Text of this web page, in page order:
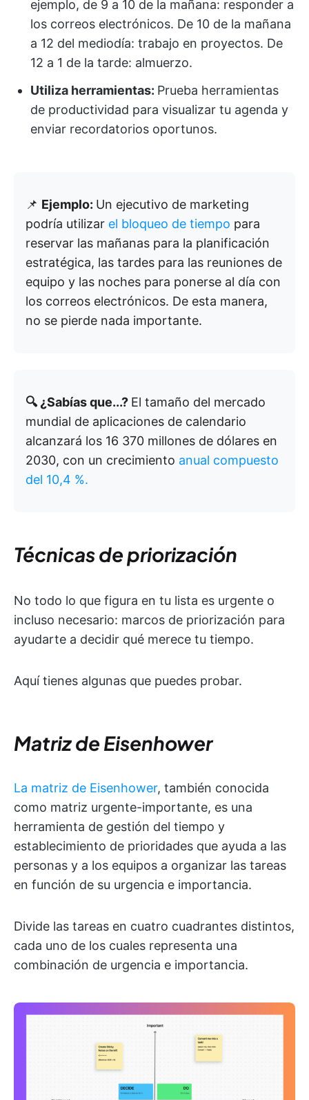
ejemplo, de 9 a 10 de la mañana: responder a
los correos electrónicos. De 10 de la mañana
a 12 del mediodía: trabajo en proyectos. De
12 a 1 de la tarde: almuerzo.
Utiliza herramientas: Prueba herramientas
de productividad para visualizar tu agenda y
enviar recordatorios oportunos.
📌 Ejemplo: Un ejecutivo de marketing
podría utilizar el bloqueo de tiempo para
reservar las mañanas para la planificación
estratégica, las tardes para las reuniones de
equipo y las noches para ponerse al día con
los correos electrónicos. De esta manera,
no se pierde nada importante.
🔍 ¿Sabías que...? El tamaño del mercado
mundial de aplicaciones de calendario
alcanzará los 16 370 millones de dólares en
2030, con un crecimiento anual compuesto
del 10,4 %.
Técnicas de priorización
No todo lo que figura en tu lista es urgente o
incluso necesario: marcos de priorización para
ayudarte a decidir qué merece tu tiempo.
Aquí tienes algunas que puedes probar.
Matriz de Eisenhower
La matriz de Eisenhower, también conocida
como matriz urgente-importante, es una
herramienta de gestión del tiempo y
establecimiento de prioridades que ayuda a las
personas y a los equipos a organizar las tareas
en función de su urgencia e importancia.
Divide las tareas en cuatro cuadrantes distintos,
cada uno de los cuales representa una
combinación de urgencia e importancia.